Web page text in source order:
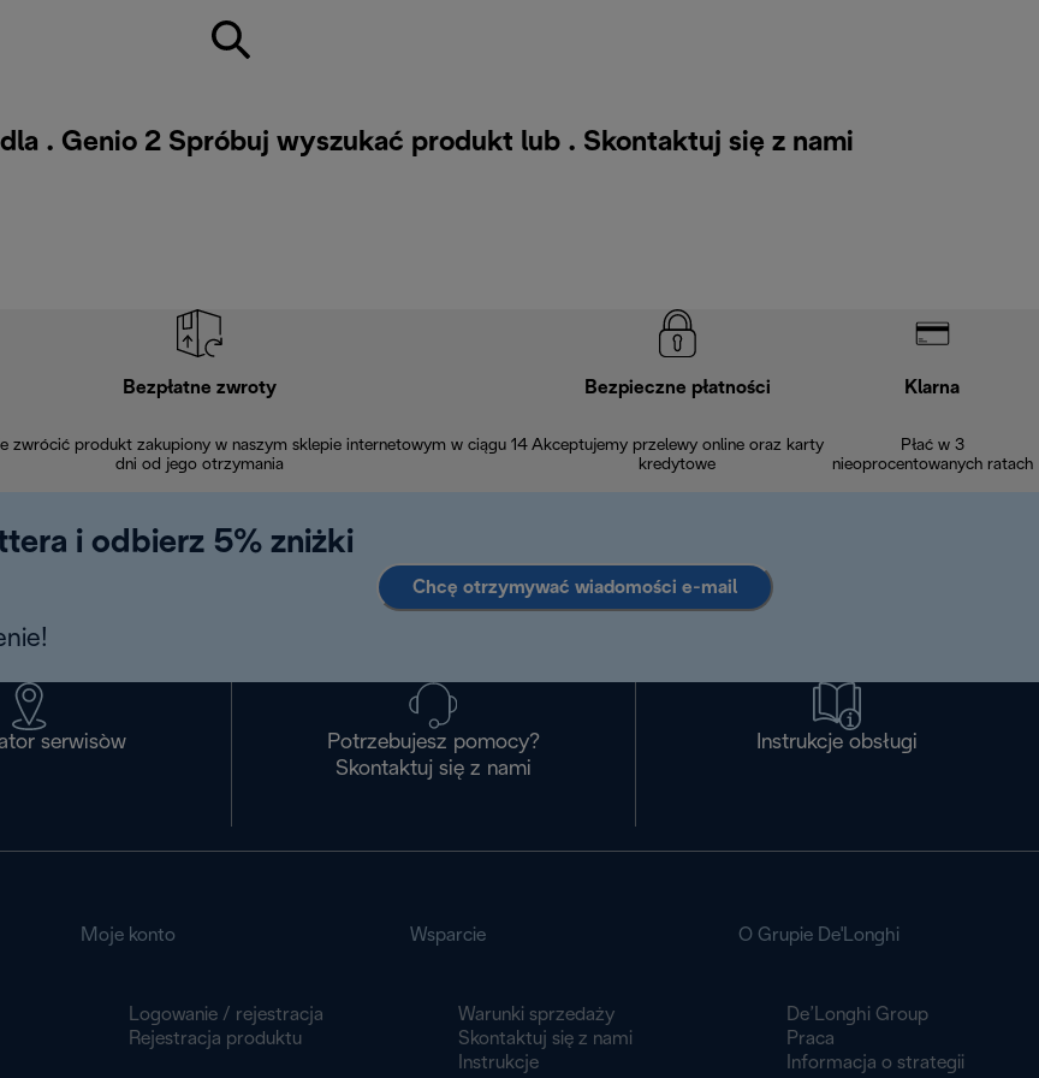
. Genio 2 Spróbuj wyszukać produkt lub . Skontaktuj się z nami
Bezpłatne zwroty
zwrócić produkt zakupiony w naszym sklepie internetowym w ciągu 14
dni od jego otrzymania
Bezpieczne płatności
Akceptujemy przelewy online oraz karty
kredytowe
Klarna
Płać w 3
nieoprocentowanych ratach
i odbierz 5% zniżki
Chcę otrzymywać wiadomości e-mail
serwisòw
Potrzebujesz pomocy?
Skontaktuj się z nami
Instrukcje obsługi
Moje konto
Logowanie / rejestracja
Rejestracja produktu
Wsparcie
Warunki sprzedaży
Skontaktuj się z nami
Instrukcje
O Grupie De'Longhi
De’Longhi Group
Praca
Informacja o strategii